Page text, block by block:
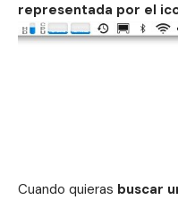
representada por el
Cuando quieras buscar